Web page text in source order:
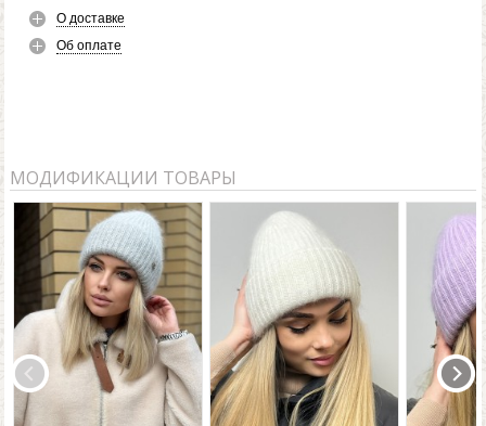
О доставке
Об оплате
МОДИФИКАЦИИ ТОВАРЫ